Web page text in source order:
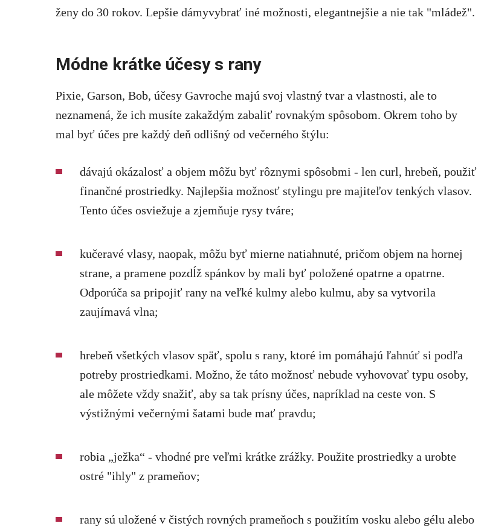
ženy do 30 rokov. Lepšie dámyvybrať iné možnosti, elegantnejšie a nie tak "mládež".
Módne krátke účesy s rany
Pixie, Garson, Bob, účesy Gavroche majú svoj vlastný tvar a vlastnosti, ale to
neznamená, že ich musíte zakaždým zabaliť rovnakým spôsobom. Okrem toho by
mal byť účes pre každý deň odlišný od večerného štýlu:
dávajú okázalosť a objem môžu byť rôznymi spôsobmi - len curl, hrebeň, použiť
finančné prostriedky. Najlepšia možnosť stylingu pre majiteľov tenkých vlasov.
Tento účes osviežuje a zjemňuje rysy tváre;
kučeravé vlasy, naopak, môžu byť mierne natiahnuté, pričom objem na hornej
strane, a pramene pozdĺž spánkov by mali byť položené opatrne a opatrne.
Odporúča sa pripojiť rany na veľké kulmy alebo kulmu, aby sa vytvorila
zaujímavá vlna;
hrebeň všetkých vlasov späť, spolu s rany, ktoré im pomáhajú ľahnúť si podľa
potreby prostriedkami. Možno, že táto možnosť nebude vyhovovať typu osoby,
ale môžete vždy snažiť, aby sa tak prísny účes, napríklad na ceste von. S
výstižnými večernými šatami bude mať pravdu;
robia „ježka“ - vhodné pre veľmi krátke zrážky. Použite prostriedky a urobte
ostré "ihly" z prameňov;
rany sú uložené v čistých rovných prameňoch s použitím vosku alebo gélu alebo